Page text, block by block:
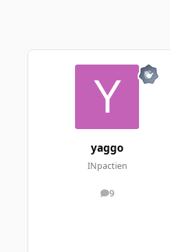
yaggo
INpactien
9
messages